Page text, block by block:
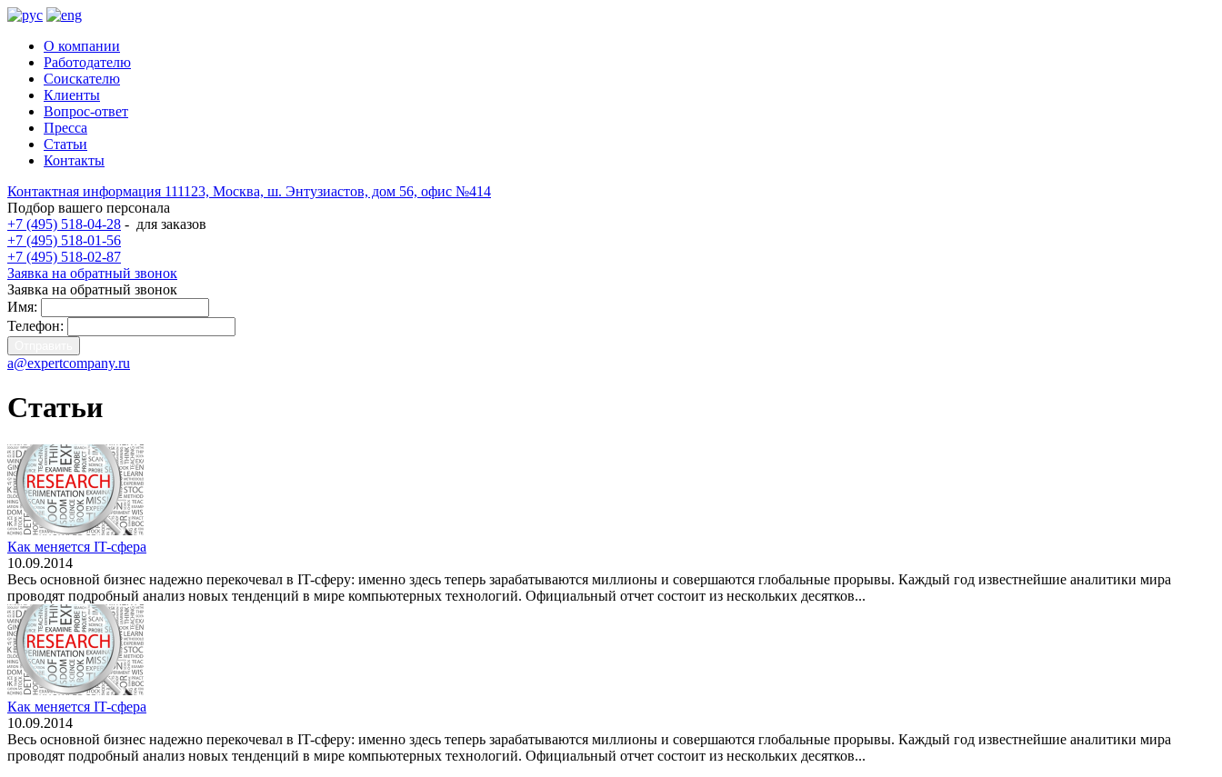
О компании
Работодателю
Соискателю
Клиенты
Вопрос-ответ
Пресса
Статьи
Контакты
Контактная информация 111123, Москва, ш. Энтузиастов, дом 56, офис №414
Подбор вашего персонала
+7 (495) 518-04-28 - для заказов
+7 (495) 518-01-56
+7 (495) 518-02-87
Заявка на обратный звонок
Заявка на обратный звонок
Имя:
Телефон:
a@expertcompany.ru
Статьи
Как меняется IT-сфера
10.09.2014
Весь основной бизнес надежно перекочевал в IT-сферу: именно здесь теперь зарабатываются миллионы и совершаются глобальные прорывы. Каждый год известнейшие аналитики мира
проводят подробный анализ новых тенденций в мире компьютерных технологий. Официальный отчет состоит из нескольких десятков...
Как меняется IT-сфера
10.09.2014
Весь основной бизнес надежно перекочевал в IT-сферу: именно здесь теперь зарабатываются миллионы и совершаются глобальные прорывы. Каждый год известнейшие аналитики мира
проводят подробный анализ новых тенденций в мире компьютерных технологий. Официальный отчет состоит из нескольких десятков...